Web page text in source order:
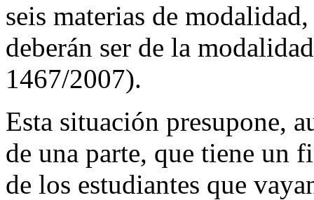
seis materias de
deberán ser de la
1467/2007).
Esta situación presupone,
de una parte, que tiene un
de los estudiantes que